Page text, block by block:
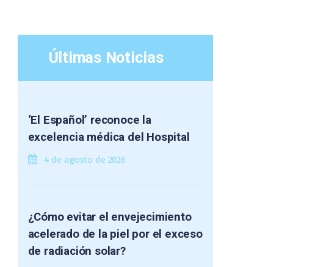
Últimas Noticias
‘El Español’ reconoce la
excelencia médica del Hospital
4 de agosto de 2026
¿Cómo evitar el envejecimiento
acelerado de la piel por el exceso
de radiación solar?